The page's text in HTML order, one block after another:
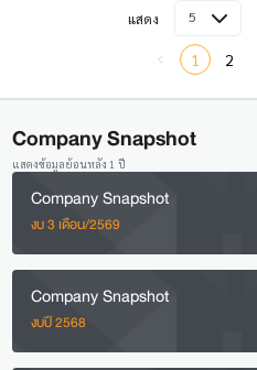
แสดง 5
1 2
Company Snapshot
แสดงข้อมูลย้อนหลัง 1 ปี
Company Snapshot
งบ 3 เดือน/2569
Company Snapshot
งบปี 2568